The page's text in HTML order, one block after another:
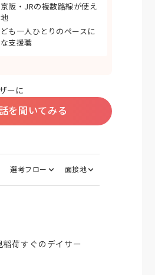
阪・JRの複数路線が使え
も一人ひとりのペースに
支援職
ーに
を聞いてみる
選考フロー 面接地
荷すぐのデイサー